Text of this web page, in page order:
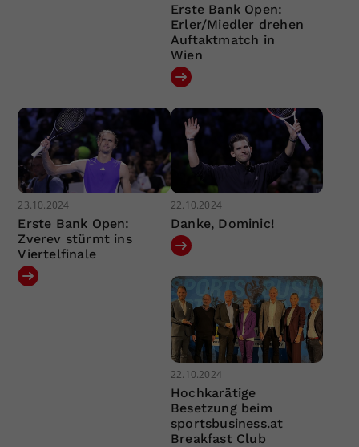
Erste Bank Open:
Erler/Miedler drehen
Auftaktmatch in
Wien
23.10.2024
Erste Bank Open:
Zverev stürmt ins
Viertelfinale
22.10.2024
Danke, Dominic!
22.10.2024
Hochkarätige
Besetzung beim
sportsbusiness.at
Breakfast Club